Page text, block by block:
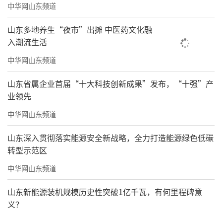
中华网山东频道
山东多地养生“夜市”出摊 中医药文化融
入潮流生活
中华网山东频道
山东省属企业首届“十大科技创新成果”发布，“十强”产
业领先
中华网山东频道
山东深入贯彻落实能源安全新战略，全力打造能源绿色低碳
转型示范区
中华网山东频道
山东新能源装机规模历史性突破1亿千瓦，有何里程碑意
义？